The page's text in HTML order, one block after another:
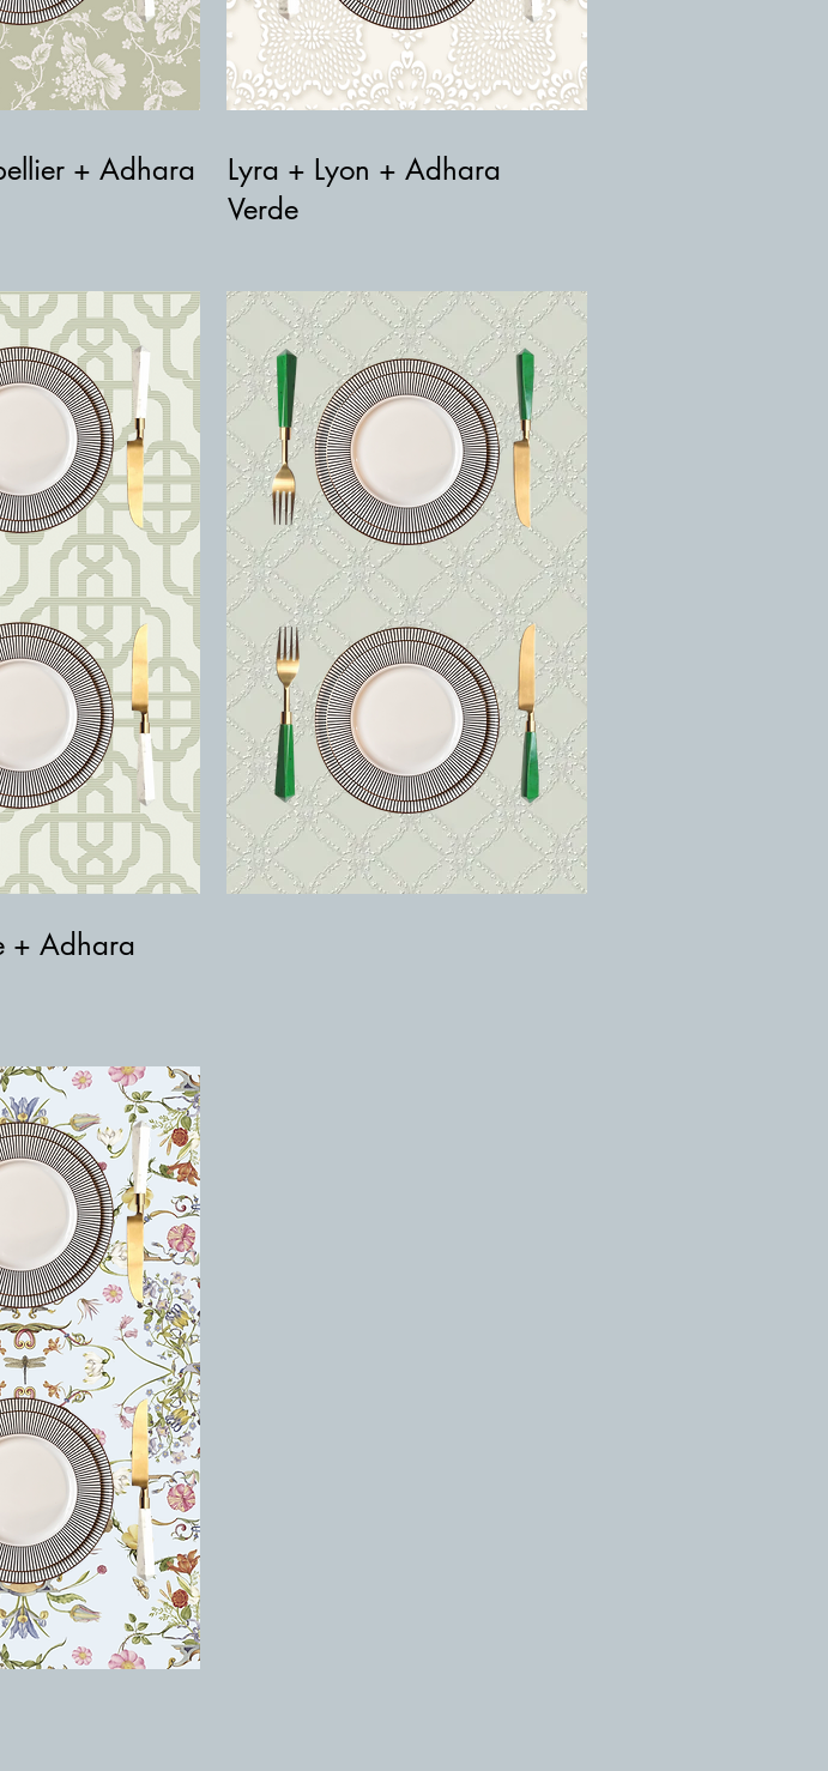
+ Adhara
Lyra + Lyon + Adhara
Verde
+ Adhara